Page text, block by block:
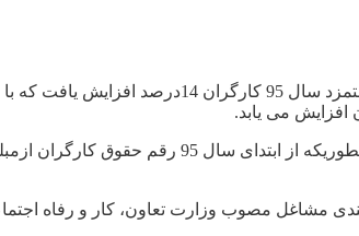
برطبق مصوبه بامداد روز چهارشنبه جلسه
وزارت تعاون، کار و رفاه اجتماعی و نیز مزد ثابت